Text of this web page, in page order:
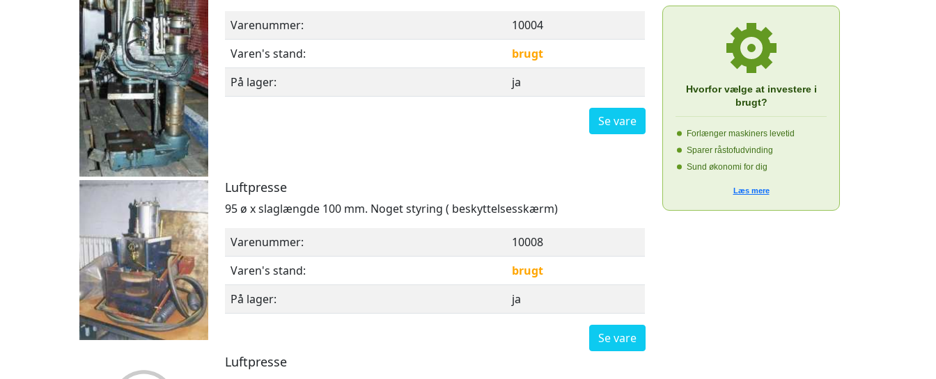
Varenummer:
10004
Varen's stand:
brugt
På lager:
ja
Se vare
Luftpresse
95 ø x slaglængde 100 mm. Noget styring ( beskyttelsesskærm)
Varenummer:
10008
Varen's stand:
brugt
På lager:
ja
Se vare
Luftpresse
Hvorfor vælge at investere i
brugt?
Forlænger maskiners levetid
Sparer råstofudvinding
Sund økonomi for dig
Læs mere